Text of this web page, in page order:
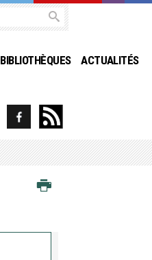
BIBLIOTHÈQUES ACTUALITÉS